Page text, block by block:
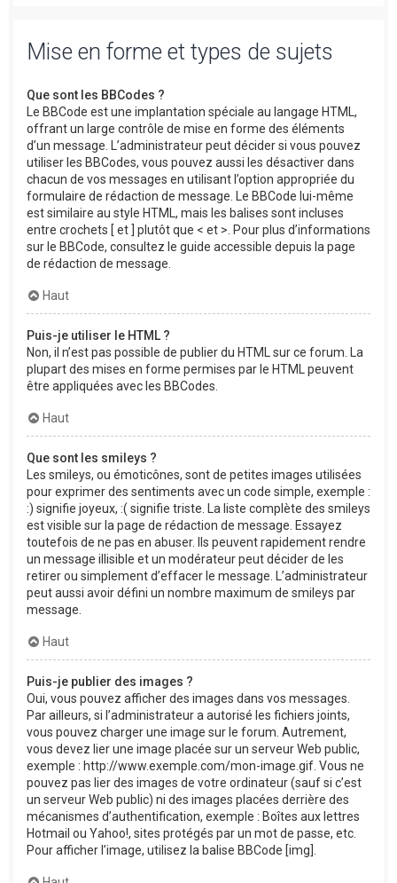
Mise en forme et types de sujets
Que sont les BBCodes ?
Le BBCode est une implantation spéciale au langage HTML,
offrant un large contrôle de mise en forme des éléments
d’un message. L’administrateur peut décider si vous pouvez
utiliser les BBCodes, vous pouvez aussi les désactiver dans
chacun de vos messages en utilisant l’option appropriée du
formulaire de rédaction de message. Le BBCode lui-même
est similaire au style HTML, mais les balises sont incluses
entre crochets [ et ] plutôt que < et >. Pour plus d’informations
sur le BBCode, consultez le guide accessible depuis la page
de rédaction de message.
Haut
Puis-je utiliser le HTML ?
Non, il n’est pas possible de publier du HTML sur ce forum. La
plupart des mises en forme permises par le HTML peuvent
être appliquées avec les BBCodes.
Haut
Que sont les smileys ?
Les smileys, ou émoticônes, sont de petites images utilisées
pour exprimer des sentiments avec un code simple, exemple :
:) signifie joyeux, :( signifie triste. La liste complète des smileys
est visible sur la page de rédaction de message. Essayez
toutefois de ne pas en abuser. Ils peuvent rapidement rendre
un message illisible et un modérateur peut décider de les
retirer ou simplement d’effacer le message. L’administrateur
peut aussi avoir défini un nombre maximum de smileys par
message.
Haut
Puis-je publier des images ?
Oui, vous pouvez afficher des images dans vos messages.
Par ailleurs, si l’administrateur a autorisé les fichiers joints,
vous pouvez charger une image sur le forum. Autrement,
vous devez lier une image placée sur un serveur Web public,
exemple : http://www.exemple.com/mon-image.gif. Vous ne
pouvez pas lier des images de votre ordinateur (sauf si c’est
un serveur Web public) ni des images placées derrière des
mécanismes d’authentification, exemple : Boîtes aux lettres
Hotmail ou Yahoo!, sites protégés par un mot de passe, etc.
Pour afficher l’image, utilisez la balise BBCode [img].